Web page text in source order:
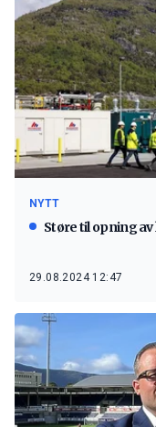
NYTT
Støre til opning
29.08.2024 12:47